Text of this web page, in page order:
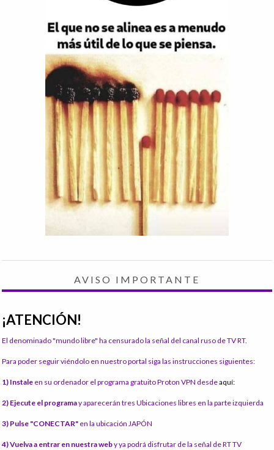
AVISO IMPORTANTE
¡ATENCIÓN!
El denominado "mundo libre" ha censurado la señal del canal ruso de TV RT.
Para poder seguir viéndolo en nuestro portal siga las instrucciones siguientes:
1) Instale en su ordenador el programa gratuito Proton VPN desdeaquí:
2) Ejecute el programay aparecerán tres Ubicaciones libres en la parte izquierda
3) Pulse "CONECTAR" en la ubicación JAPÓN
4) Vuelva a entrar en nuestra weby ya podrá disfrutar de la señal de RT TV